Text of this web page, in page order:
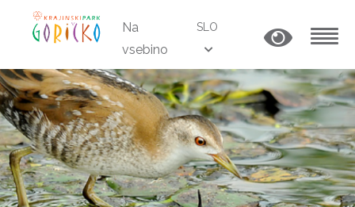
Na
vsebino
SLO